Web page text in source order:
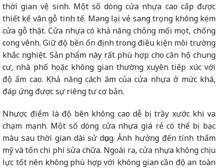
thời gian vệ sinh. Một số dòng cửa nhựa cao cấp được
thiết kế vân gỗ tinh tế. Mang lại vẻ sang trọng không kém
cửa gỗ thật. Cửa nhựa có khả năng chống mối mọt, chống
cong vênh. Giữ độ bền ổn định trong điều kiện môi trường
khắc nghiệt. Sản phẩm này rất phù hợp cho căn hộ chung
cư, nhà phố hoặc không gian thường xuyên tiếp xúc với
độ ẩm cao. Khả năng cách âm của cửa nhựa ở mức khá,
đáp ứng được sự riêng tư cơ bản.
Nhược điểm là độ bền không cao dễ bị trầy xước khi va
chạm mạnh. Một số dòng cửa nhựa giá rẻ có thể bị bạc
màu sau thời gian dài sử dụng. Ảnh hưởng đến tính thẩm
mỹ và tốn chi phí sửa chữa. Ngoài ra, cửa nhựa không chịu
lực tốt nên không phù hợp với không gian cần độ an toàn